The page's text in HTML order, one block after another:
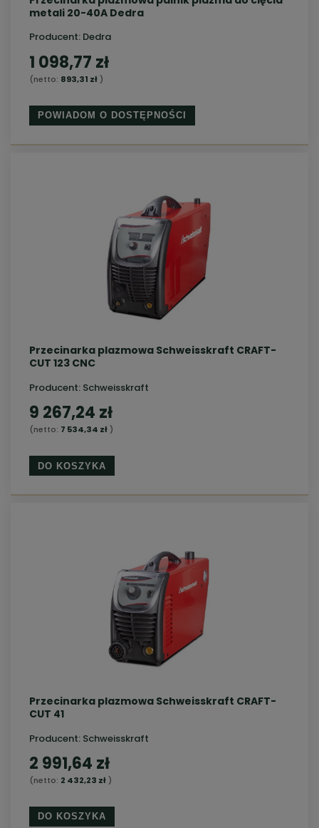
metali 20-40A Dedra
Producent: Dedra
1 098,77 zł
(netto: 893,31 zł)
POWIADOM O DOSTĘPNOŚCI
Przecinarka plazmowa Schweisskraft CRAFT-
CUT 123 CNC
Producent: Schweisskraft
9 267,24 zł
(netto: 7 534,34 zł)
DO KOSZYKA
Przecinarka plazmowa Schweisskraft CRAFT-
CUT 41
Producent: Schweisskraft
2 991,64 zł
(netto: 2 432,23 zł)
DO KOSZYKA